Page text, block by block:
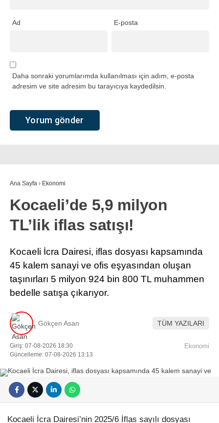
Ad E-posta
Daha sonraki yorumlarımda kullanılması için adım, e-posta
adresim ve site adresim bu tarayıcıya kaydedilsin.
Ana Sayfa › Ekonomi
Kocaeli’de 5,9 milyon
TL’lik iflas satışı!
Kocaeli İcra Dairesi, iflas dosyası kapsamında
45 kalem sanayi ve ofis eşyasından oluşan
taşınırları 5 milyon 924 bin 800 TL muhammen
bedelle satışa çıkarıyor.
Gökçen Asan TÜM YAZILARI
Giriş: 07-08-2026 18:30
Güncelleme: 07-08-2026 13:13
Ekonomi
Kocaeli İcra Dairesi’nin 2025/6 İflas sayılı dosyası